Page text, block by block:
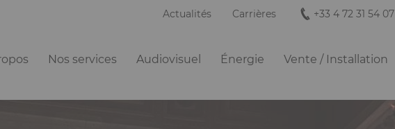
Actualités Carrières +33 4 72 31 54 07
Nos services Audiovisuel Énergie Vente / Installation